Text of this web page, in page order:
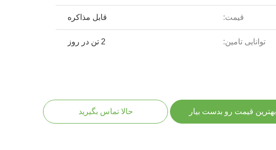
قیمت: قابل مذاکره
توانایی تامین: 2 تن در روز
بهترین قیمت رو بدست بیار حالا تماس بگیرید